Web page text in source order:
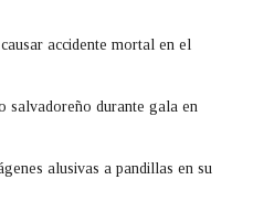
accidente mortal en el
salvadoreño durante gala en
alusivas a pandillas en su